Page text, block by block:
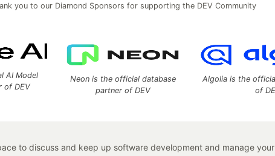
you to our Diamond Sponsors for supporting the DEV Community
AI Model
of DEV
Neon is the official database
partner of DEV
Algolia is the
of
to discuss and keep up software development and manage